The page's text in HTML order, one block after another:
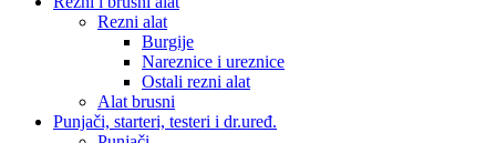
Rezni alat
Burgije
Nareznice i ureznice
Ostali rezni alat
Alat brusni
Punjači, starteri, testeri i dr.uređ.